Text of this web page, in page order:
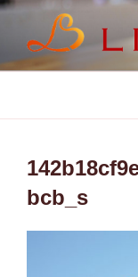
コ
ン
へ
LIFE
bcb_s